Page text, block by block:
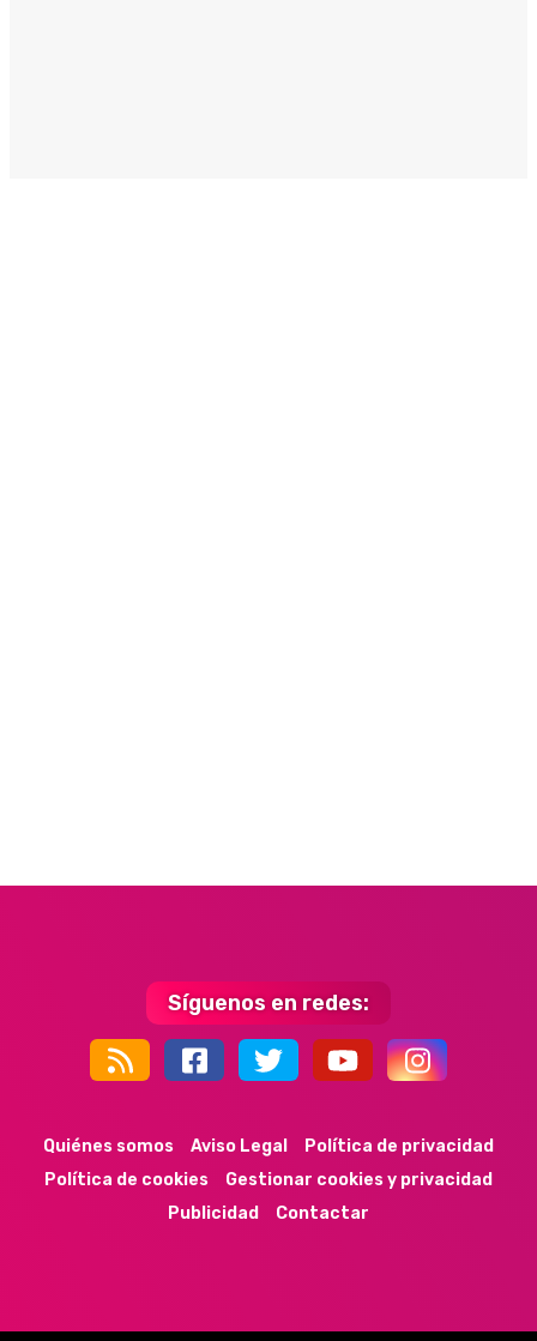
Síguenos en redes:
Quiénes somos Aviso Legal
Política de privacidad
Política de cookies
Gestionar cookies y privacidad
Publicidad
Contactar